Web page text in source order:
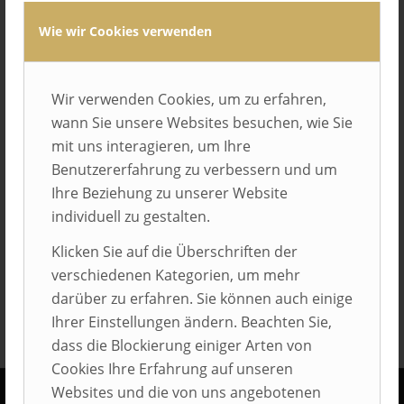
Wie wir Cookies verwenden
Wir verwenden Cookies, um zu erfahren,
wann Sie unsere Websites besuchen, wie Sie
mit uns interagieren, um Ihre
Benutzererfahrung zu verbessern und um
Ihre Beziehung zu unserer Website
individuell zu gestalten.
Klicken Sie auf die Überschriften der
verschiedenen Kategorien, um mehr
darüber zu erfahren. Sie können auch einige
Ihrer Einstellungen ändern. Beachten Sie,
dass die Blockierung einiger Arten von
Cookies Ihre Erfahrung auf unseren
Websites und die von uns angebotenen
Eintrag teilen